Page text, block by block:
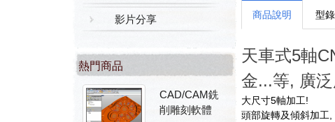
影片分享
熱門商品
CAD/CAM銑
削雕刻軟體
商品說明 型
天車式5軸
金...等, 廣
大尺寸5軸加工!
頭部旋轉及傾斜加工